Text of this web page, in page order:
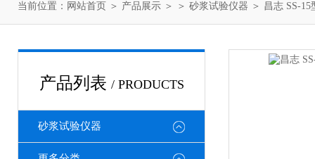
当前位置： 网站首页 ＞ 产品展示 ＞ ＞ 砂浆试验仪器 ＞ 昌志 SS-
产品列表 / PRODUCTS
砂浆试验仪器